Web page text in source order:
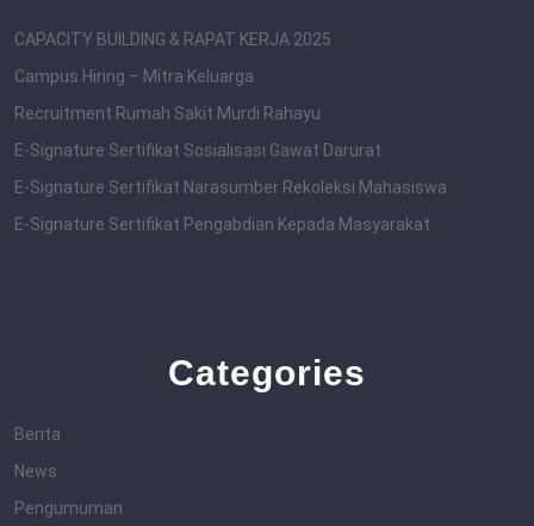
CAPACITY BUILDING & RAPAT KERJA 2025
Campus Hiring – Mitra Keluarga
Recruitment Rumah Sakit Murdi Rahayu
E-Signature Sertifikat Sosialisasi Gawat Darurat
E-Signature Sertifikat Narasumber Rekoleksi Mahasiswa
E-Signature Sertifikat Pengabdian Kepada Masyarakat
Categories
Berita
News
Pengumuman